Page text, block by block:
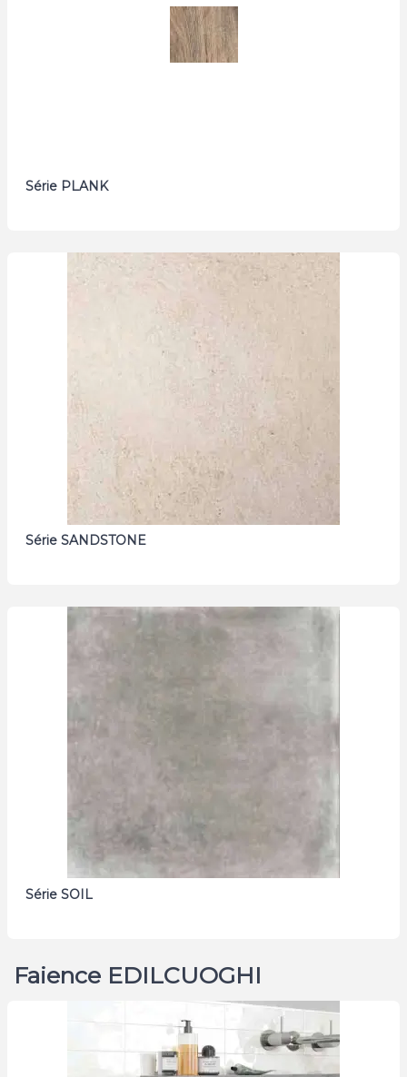
Série PLANK
Série SANDSTONE
Série SOIL
Faience EDILCUOGHI